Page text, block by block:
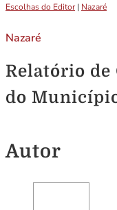
Escolhas do Editor| Nazaré
Nazaré
Relatório de
do
Autor